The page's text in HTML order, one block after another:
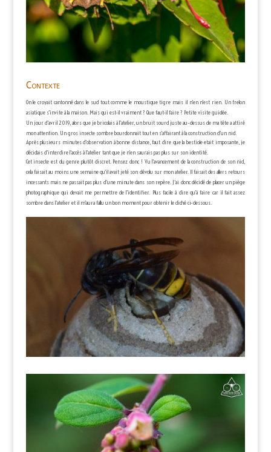
Contexte
On le croyait cantonné dans le sud tout comme le moustique tigre mais il n’en n’est rien. Un frelon
asiatique s’invite à la maison. Mais qui est-il vraiment ? Que faut-il faire ? Petite visite guidée.
Un jour d’avril 2019, alors que je bricolais à l’atelier, un bruit sourd juste au-dessus de ma tête a attiré
mon attention. Un gros insecte sombre bourdonnait tout en s’affairant à la construction d’un nid.
Après plusieurs minutes d’observation à bonne distance, faut dire que la bestiole etait imposante, je
décidais d’interdire l’accès à l’atelier tant que je n’en saurais pas plus sur son identité.
Cet insecte est du genre plutôt discret. Pensez donc ! Vu l’avancement de la construction de son nid,
cela faisait au moins une semaine qu’il avait jeté son dévolu sur mon atelier. Il faisait des allers retours
incessants mais ne passait pas plus d’une minute dans son repère. J’ai donc décidé de placer un piège
photographique qui devait me permettre de l’identifier. Plus facile à dire qu’à faire car il fait assez
sombre dans l’atelier et il m’aura fallu un bon moment pour obtenir le cliché ci-dessous.